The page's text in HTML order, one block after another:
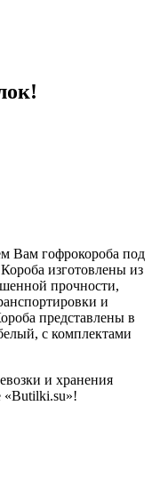
Вам гофрокороба под
изготовлены из
прочности,
и
представлены в
с комплектами
и хранения
«Butilki.su»!